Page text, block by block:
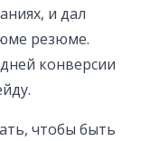
и дал
резюме.
конверсии
чтобы быть